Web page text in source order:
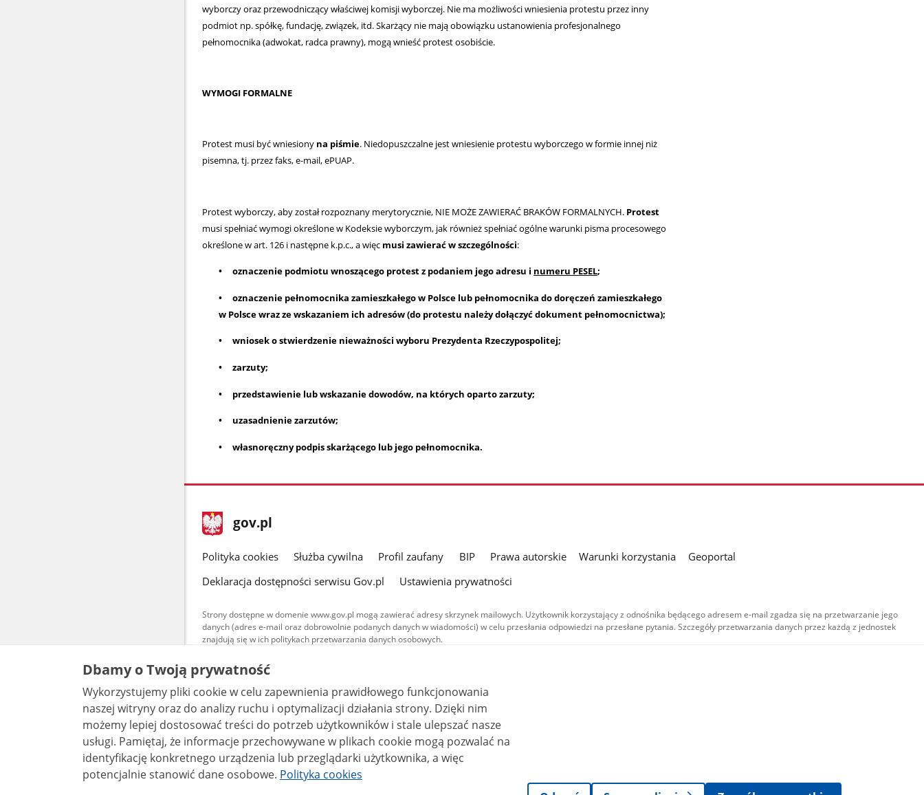
wyborczy oraz przewodniczący właściwej komisji wyborczej. Nie ma możliwości wniesienia protestu przez inny
podmiot np. spółkę, fundację, związek, itd. Skarżący nie mają obowiązku ustanowienia profesjonalnego
pełnomocnika (adwokat, radca prawny), mogą wnieść protest osobiście.
WYMOGI FORMALNE
Protest musi być wniesiony na piśmie. Niedopuszczalne jest wniesienie protestu wyborczego w formie innej niż
pisemna, tj. przez faks, e-mail, ePUAP.
Protest wyborczy, aby został rozpoznany merytorycznie, NIE MOŻE ZAWIERAĆ BRAKÓW FORMALNYCH. Protest
musi spełniać wymogi określone w Kodeksie wyborczym, jak również spełniać ogólne warunki pisma procesowego
określone w art. 126 i następne k.p.c., a więc musi zawierać w szczególności:
• oznaczenie podmiotu wnoszącego protest z podaniem jego adresu i numeru PESEL;
• oznaczenie pełnomocnika zamieszkałego w Polsce lub pełnomocnika do doręczeń zamieszkałego
w Polsce wraz ze wskazaniem ich adresów (do protestu należy dołączyć dokument pełnomocnictwa);
• wniosek o stwierdzenie nieważności wyboru Prezydenta Rzeczypospolitej;
• zarzuty;
• przedstawienie lub wskazanie dowodów, na których oparto zarzuty;
• uzasadnienie zarzutów;
• własnoręczny podpis skarżącego lub jego pełnomocnika.
stopka
gov.pl Strona
gov.pl
gov.pl
Polityka cookies Służba cywilna Profil zaufany BIP Prawa autorskie Warunki korzystania
Geoportal
Deklaracja dostępności serwisu Gov.pl
Ustawienia prywatności
Strony dostępne w domenie www.gov.pl mogą zawierać adresy skrzynek mailowych. Użytkownik korzystający z odnośnika będącego adresem e-mail zgadza się na przetwarzanie jego
danych (adres e-mail oraz dobrowolnie podanych danych w wiadomości) w celu przesłania odpowiedzi na przesłane pytania. Szczegóły przetwarzania danych przez każdą z jednostek
znajdują się w ich politykach przetwarzania danych osobowych.
Treści tekstowe publikowane w serwisie (z wyłączeniem treści audiowizualnych), są
udostępniane na licencji typu Creative Commons: uznanie autorstwa - na tych samych
warunkach 4.0 (CC BY-SA 4.0). Materiały audiowizualne, w tym zdjęcia, materiały audio i wideo,
są udostępniane na licencji typu Creative Commons: uznanie autorstwa użycie niekomercyjne -
bez utworów zależnych 4.0 (CC BY-NC-ND 4.0), o ile nie jest to stwierdzone inaczej.
Dbamy o Twoją prywatność
Wykorzystujemy pliki cookie w celu zapewnienia prawidłowego funkcjonowania
naszej witryny oraz do analizy ruchu i optymalizacji działania strony. Dzięki nim
możemy lepiej dostosować treści do potrzeb użytkowników i stale ulepszać nasze
usługi. Pamiętaj, że informacje przechowywane w plikach cookie mogą pozwalać na
identyfikację konkretnego urządzenia lub przeglądarki użytkownika, a więc
potencjalnie stanowić dane osobowe. Polityka cookies